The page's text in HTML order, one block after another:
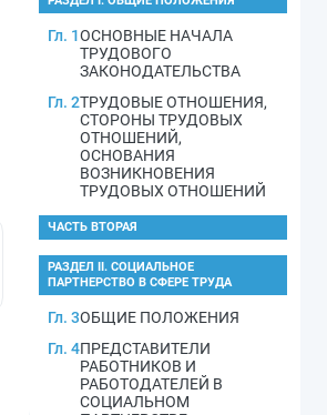
Гл. 1ОСНОВНЫЕ НАЧАЛА
ТРУДОВОГО
ЗАКОНОДАТЕЛЬСТВА
Гл. 2ТРУДОВЫЕ ОТНОШЕНИЯ,
СТОРОНЫ ТРУДОВЫХ
ОТНОШЕНИЙ,
ОСНОВАНИЯ
ВОЗНИКНОВЕНИЯ
ТРУДОВЫХ ОТНОШЕНИЙ
ЧАСТЬ ВТОРАЯ
РАЗДЕЛ II. СОЦИАЛЬНОЕ
ПАРТНЕРСТВО В СФЕРЕ ТРУДА
Гл. 3ОБЩИЕ ПОЛОЖЕНИЯ
Гл. 4ПРЕДСТАВИТЕЛИ
РАБОТНИКОВ И
РАБОТОДАТЕЛЕЙ В
СОЦИАЛЬНОМ